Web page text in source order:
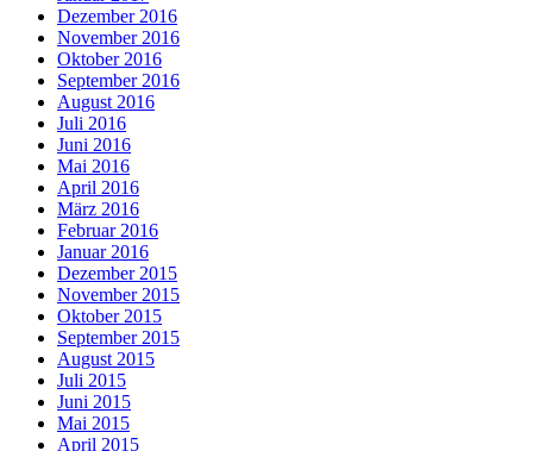
Dezember 2016
November 2016
Oktober 2016
September 2016
August 2016
Juli 2016
Juni 2016
Mai 2016
April 2016
März 2016
Februar 2016
Januar 2016
Dezember 2015
November 2015
Oktober 2015
September 2015
August 2015
Juli 2015
Juni 2015
Mai 2015
April 2015